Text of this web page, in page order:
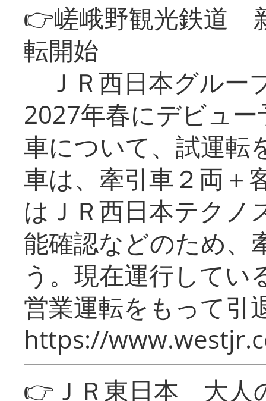
👉嵯峨野観光鉄道
転開始
ＪＲ西日本グルー
2027年春にデビュ
車について、試運転
車は、牽引車２両＋
はＪＲ西日本テクノ
能確認などのため、
う。現在運行してい
営業運転をもって引
https://
👉ＪＲ東日本 大人